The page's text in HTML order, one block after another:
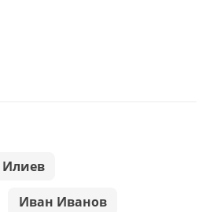
Иван Иванов